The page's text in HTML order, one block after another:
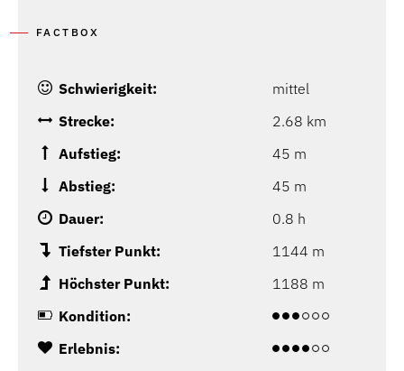
FACTBOX
Schwierigkeit:
mittel
Strecke:
2.68 km
Aufstieg:
45 m
Abstieg:
45 m
Dauer:
0.8 h
Tiefster Punkt:
1144 m
Höchster Punkt:
1188 m
Kondition:
Erlebnis: